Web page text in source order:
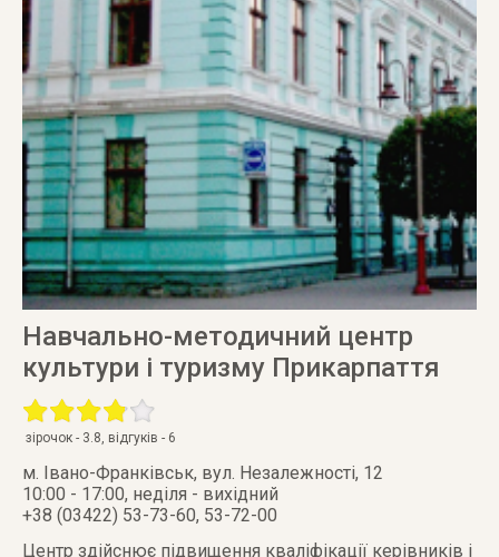
Навчально-методичний центр
культури і туризму Прикарпаття
зірочок - 3.8, відгуків - 6
м. Івано-Франківськ, вул. Незалежності, 12
10:00 - 17:00, неділя - вихідний
+38 (03422) 53-73-60, 53-72-00
Центр здійснює підвищення кваліфікації керівників і